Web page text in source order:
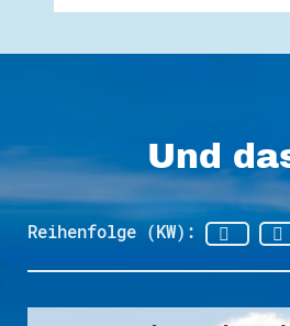
Und
Reihenfolge (KW):